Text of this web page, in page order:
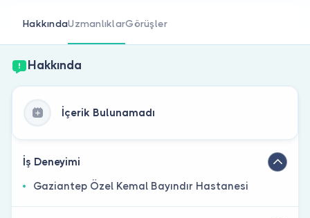
HakkındaUzmanlıklarGörüşler
Hakkında
İçerik Bulunamadı
İş Deneyimi
Gaziantep Özel Kemal Bayındır Hastanesi